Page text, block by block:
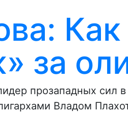
за
прозападных сил
Владом